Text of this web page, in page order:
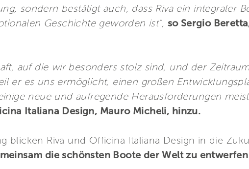
sondern bestätigt auch, dass Riva ein integraler
Geschichte geworden ist", so Sergio
auf die wir besonders stolz sind, und der
er es uns ermöglicht, einen großen
neue und aufregende Herausforderungen
Italiana Design, Mauro Micheli, hinzu.
blicken Riva und Officina Italiana Design in die
die schönsten Boote der Welt zu